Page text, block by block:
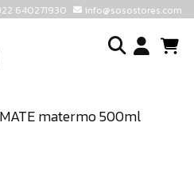
640271930 info@sosostores.com
matermo 500ml